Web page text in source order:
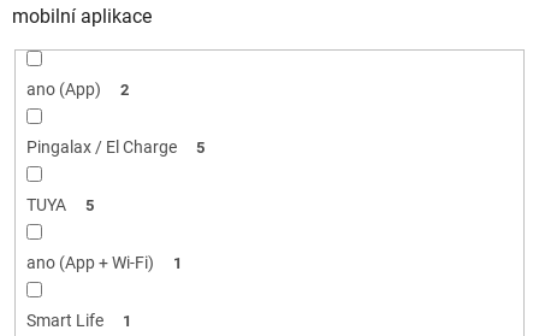
mobilní aplikace
ano (App) 2
Pingalax / El Charge 5
TUYA 5
ano (App + Wi-Fi) 1
Smart Life 1